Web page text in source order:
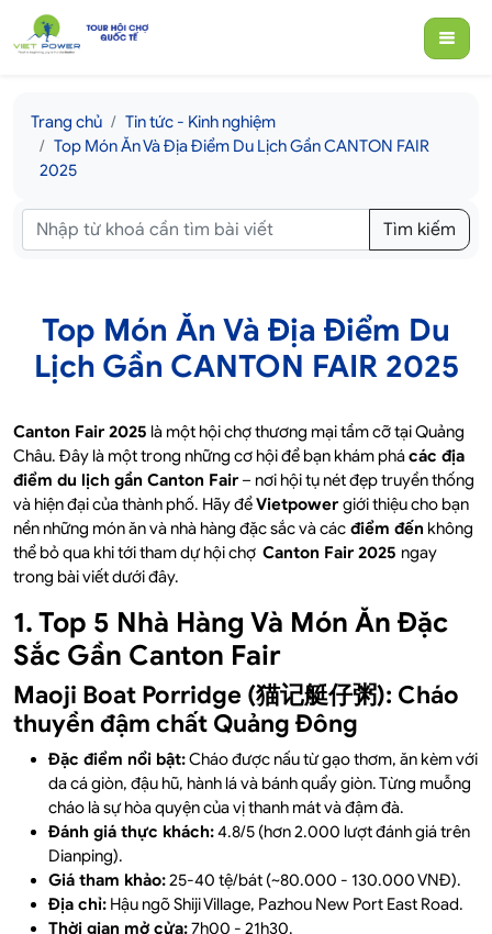
Trang chủ
Tin tức - Kinh nghiệm
Top Món Ăn Và Địa Điểm Du Lịch Gần CANTON FAIR
2025
Tìm kiếm
Top Món Ăn Và Địa Điểm Du
Lịch Gần CANTON FAIR 2025
Canton Fair 2025 là một hội chợ thương mại tầm cỡ tại Quảng
Châu. Đây là một trong những cơ hội để bạn khám phácác địa
điểm du lịch gần Canton Fair – nơi hội tụ nét đẹp truyền thống
và hiện đại của thành phố. Hãy đểVietpower giới thiệu cho bạn
nền những món ăn và nhà hàng đặc sắc và các điểm đến không
thể bỏ qua khi tới tham dự hội chợ Canton Fair 2025 ngay
trong bài viết dưới đây.
1. Top 5 Nhà Hàng Và Món Ăn Đặc
Sắc Gần Canton Fair
Maoji Boat Porridge (猫记艇仔粥): Cháo
thuyền đậm chất Quảng Đông
Đặc điểm nổi bật:Cháo được nấu từ gạo thơm, ăn kèm với
da cá giòn, đậu hũ, hành lá và bánh quẩy giòn. Từng muỗng
cháo là sự hòa quyện của vị thanh mát và đậm đà.
Đánh giá thực khách:4.8/5 (hơn 2.000 lượt đánh giá trên
Dianping).
Giá tham khảo:25-40 tệ/bát (~80.000 - 130.000 VNĐ).
Địa chỉ: Hậu ngõ Shiji Village, Pazhou New Port East Road.
Thời gian mở cửa:7h00 - 21h30.